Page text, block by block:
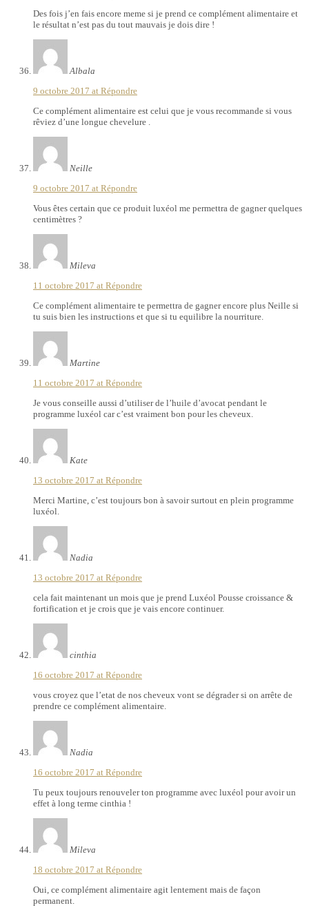
Des fois j’en fais encore meme si je prend ce complément alimentaire et
le résultat n’est pas du tout mauvais je dois dire !
Albala
9 octobre 2017 at Répondre
Ce complément alimentaire est celui que je vous recommande si vous
rêviez d’une longue chevelure .
Neille
9 octobre 2017 at Répondre
Vous êtes certain que ce produit luxéol me permettra de gagner quelques
centimètres ?
Mileva
11 octobre 2017 at Répondre
Ce complément alimentaire te permettra de gagner encore plus Neille si
tu suis bien les instructions et que si tu equilibre la nourriture.
Martine
11 octobre 2017 at Répondre
Je vous conseille aussi d’utiliser de l’huile d’avocat pendant le
programme luxéol car c’est vraiment bon pour les cheveux.
Kate
13 octobre 2017 at Répondre
Merci Martine, c’est toujours bon à savoir surtout en plein programme
luxéol.
Nadia
13 octobre 2017 at Répondre
cela fait maintenant un mois que je prend Luxéol Pousse croissance &
fortification et je crois que je vais encore continuer.
cinthia
16 octobre 2017 at Répondre
vous croyez que l’etat de nos cheveux vont se dégrader si on arrête de
prendre ce complément alimentaire.
Nadia
16 octobre 2017 at Répondre
Tu peux toujours renouveler ton programme avec luxéol pour avoir un
effet à long terme cinthia !
Mileva
18 octobre 2017 at Répondre
Oui, ce complément alimentaire agit lentement mais de façon
permanent.